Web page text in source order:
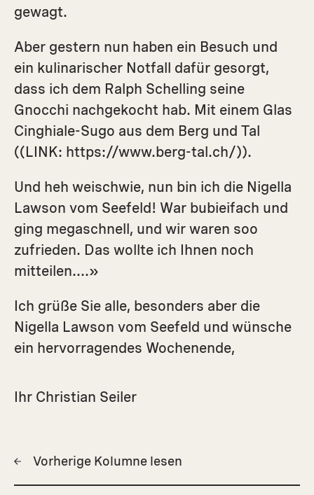
gewagt.
Aber gestern nun haben ein Besuch und
ein kulinarischer Notfall dafür gesorgt,
dass ich dem Ralph Schelling seine
Gnocchi nachgekocht hab. Mit einem Glas
Cinghiale-Sugo aus dem Berg und Tal
((LINK: https://www.berg-tal.ch/)).
Und heh weischwie, nun bin ich die Nigella
Lawson vom Seefeld! War bubieifach und
ging megaschnell, und wir waren soo
zufrieden. Das wollte ich Ihnen noch
mitteilen….»
Ich grüße Sie alle, besonders aber die
Nigella Lawson vom Seefeld und wünsche
ein hervorragendes Wochenende,
Ihr Christian Seiler
Vorherige Kolumne lesen